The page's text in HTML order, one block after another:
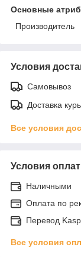
Основные
Производитель
Условия
Самовывоз
Доставка
Все условия
Условия
Наличными
Оплата по
Перевод
Все условия